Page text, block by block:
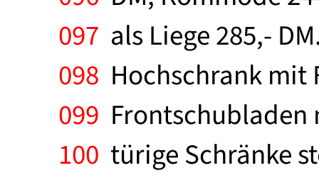
097 als Liege 285,-
098 Hochschrank mit
099 Frontschubladen
100 türige Schränke